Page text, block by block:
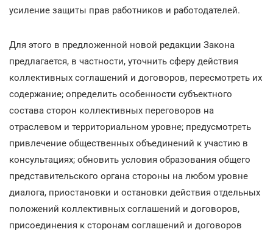
усиление защиты прав работников и работодателей.
Для этого в предложенной новой редакции Закона
предлагается, в частности, уточнить сферу действия
коллективных соглашений и договоров, пересмотреть их
содержание; определить особенности субъектного
состава сторон коллективных переговоров на
отраслевом и территориальном уровне; предусмотреть
привлечение общественных объединений к участию в
консультациях; обновить условия образования общего
представительского органа стороны на любом уровне
диалога, приостановки и остановки действия отдельных
положений коллективных соглашений и договоров,
присоединения к сторонам соглашений и договоров